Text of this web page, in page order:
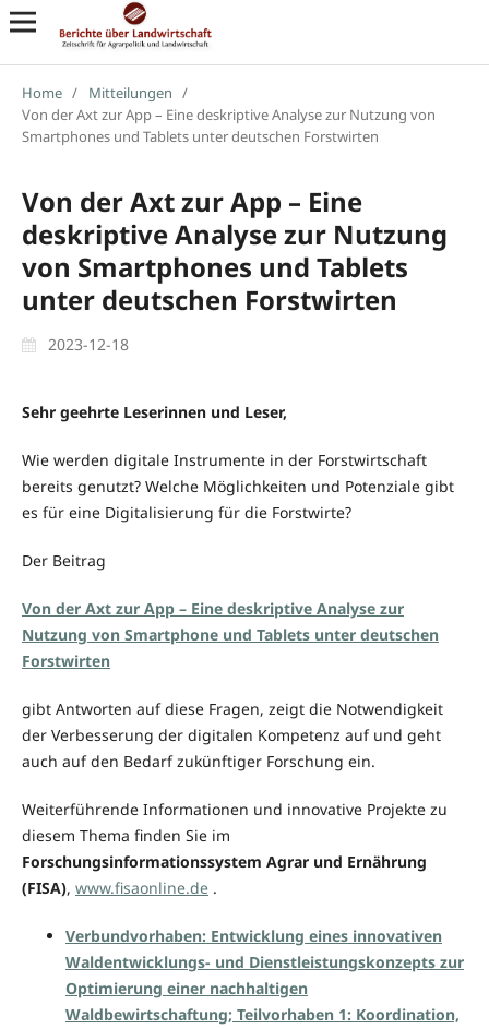
Home / Mitteilungen /
Von der Axt zur App – Eine deskriptive Analyse zur Nutzung von
Smartphones und Tablets unter deutschen Forstwirten
Von der Axt zur App – Eine
deskriptive Analyse zur Nutzung
von Smartphones und Tablets
unter deutschen Forstwirten
2023-12-18
Sehr geehrte Leserinnen und Leser,
Wie werden digitale Instrumente in der Forstwirtschaft
bereits genutzt? Welche Möglichkeiten und Potenziale gibt
es für eine Digitalisierung für die Forstwirte?
Der Beitrag
Von der Axt zur App – Eine deskriptive Analyse zur
Nutzung von Smartphone und Tablets unter deutschen
Forstwirten
gibt Antworten auf diese Fragen, zeigt die Notwendigkeit
der Verbesserung der digitalen Kompetenz auf und geht
auch auf den Bedarf zukünftiger Forschung ein.
Weiterführende Informationen und innovative Projekte zu
diesem Thema finden Sie im
Forschungsinformationssystem Agrar und Ernährung
(FISA), www.fisaonline.de.
Verbundvorhaben: Entwicklung eines innovativen
Waldentwicklungs- und Dienstleistungskonzepts zur
Optimierung einer nachhaltigen
Waldbewirtschaftung; Teilvorhaben 1: Koordination,